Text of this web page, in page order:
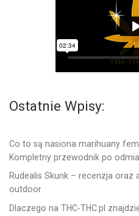
Ostatnie Wpisy:
Co to są nasiona marihuany
Kompletny przewodnik po
Rudealis Skunk – recenzja oraz
outdoor
Dlaczego na THC-THC.pl